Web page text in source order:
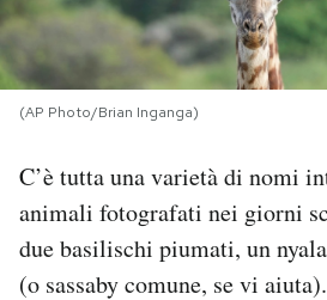
NEWSLETTER
SHOP
(AP Photo/Brian Inganga)
C’è tutta una varietà di nomi
animali fotografati nei giorni
due basilischi piumati, un
(o sassaby comune, se vi